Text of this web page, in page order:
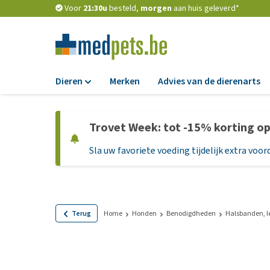
Voor 21:30u besteld, morgen aan huis geleverd*
Dieren
Hondenbrokken
Natvoer
Graanvrij
Merken Advies van de dierenarts
Trovet Week: tot -15% korting
Sla uw favoriete voeding tijdelijk extra
Terug Home Honden Benodigdheden Halsbanden,